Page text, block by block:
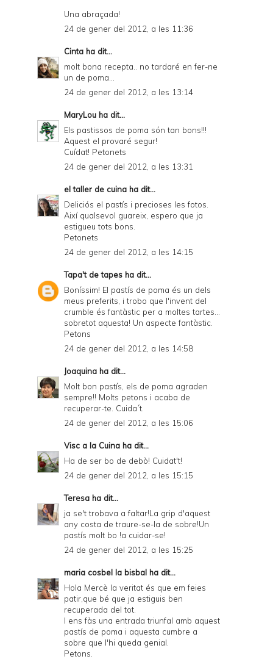
Una abraçada!
24 de gener del 2012, a les 11:36
Cinta ha dit...
molt bona recepta.. no tardaré en fer-ne
un de poma...
24 de gener del 2012, a les 13:14
MaryLou ha dit...
Els pastissos de poma són tan bons!!!
Aquest el provaré segur!
Cuídat! Petonets
24 de gener del 2012, a les 13:31
el taller de cuina ha dit...
Deliciós el pastís i precioses les fotos.
Així qualsevol guareix, espero que ja
estigueu tots bons.
Petonets
24 de gener del 2012, a les 14:15
Tapa't de tapes ha dit...
Boníssim! El pastís de poma és un dels
meus preferits, i trobo que l'invent del
crumble és fantàstic per a moltes tartes...
sobretot aquesta! Un aspecte fantàstic.
Petons
24 de gener del 2012, a les 14:58
Joaquina ha dit...
Molt bon pastís, els de poma agraden
sempre!! Molts petons i acaba de
recuperar-te. Cuida´t.
24 de gener del 2012, a les 15:06
Visc a la Cuina ha dit...
Ha de ser bo de debò! Cuidat't!
24 de gener del 2012, a les 15:15
Teresa ha dit...
ja se't trobava a faltar!La grip d'aquest
any costa de traure-se-la de sobre!Un
pastís molt bo !a cuidar-se!
24 de gener del 2012, a les 15:25
maria cosbel la bisbal ha dit...
Hola Mercè la veritat és que em feies
patir,que bé que ja estiguis ben
recuperada del tot.
I ens fàs una entrada triunfal amb aquest
pastís de poma i aquesta cumbre a
sobre que l'hi queda genial.
Petons.